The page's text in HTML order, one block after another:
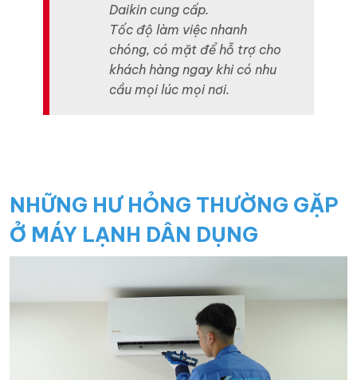
Daikin cung cấp.
Tốc độ làm việc nhanh
chóng, có mặt để hỗ trợ cho
khách hàng ngay khi có nhu
cầu mọi lúc mọi nơi.
NHỮNG HƯ HỎNG THƯỜNG GẶP
Ở MÁY LẠNH DÂN DỤNG